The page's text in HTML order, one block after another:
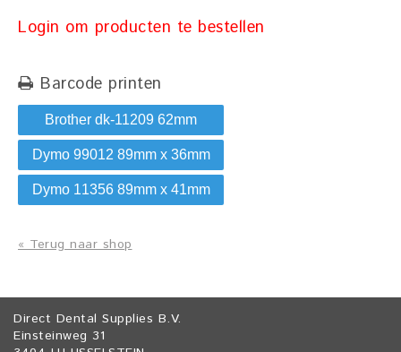
Login om producten te bestellen
Barcode printen
Brother dk-11209 62mm
Dymo 99012 89mm x 36mm
Dymo 11356 89mm x 41mm
« Terug naar shop
Direct Dental Supplies B.V.
Einsteinweg 31